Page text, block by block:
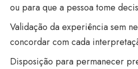
ou para que a pessoa tome
Validação da experiência sem
concordar com cada
Disposição para permanecer